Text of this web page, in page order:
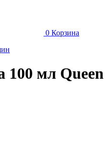
0 Корзина
100 мл Queen